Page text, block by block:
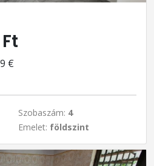
€
Szobaszám: 4
Emelet: földszint